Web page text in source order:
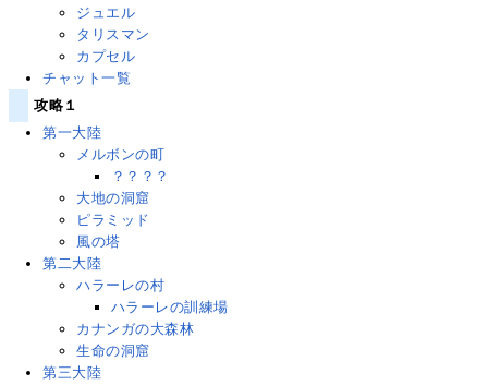
ジュエル
タリスマン
カプセル
チャット一覧
攻略１
第一大陸
メルボンの町
？？？？
大地の洞窟
ピラミッド
風の塔
第二大陸
ハラーレの村
ハラーレの訓練場
カナンガの大森林
生命の洞窟
第三大陸